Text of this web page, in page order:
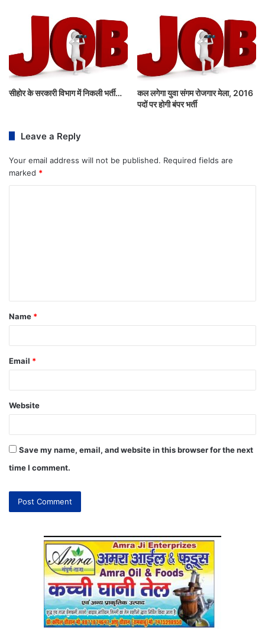
सीहोर के सरकारी विभाग में निकली भर्ती…
कल लगेगा युवा संगम रोजगार मेला, 2016
पदों पर होगी बंपर भर्ती
Leave a Reply
Your email address will not be published. Required fields are
marked *
Name *
Email *
Website
Save my name, email, and website in this browser for the next
time I comment.